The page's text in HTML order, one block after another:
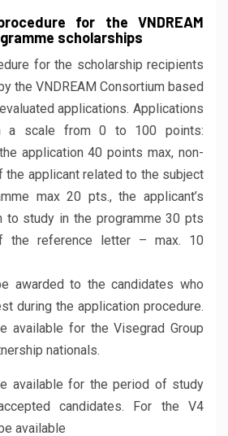
for the VNDREAM
scholarships
for the scholarship recipients
the VNDREAM Consortium based
applications. Applications
a scale from 0 to 100 points:
application 40 points max, non-
the applicant related to the subject
max 20 pts., the applicant’s
to study in the programme 30 pts
the reference letter – max. 10
awarded to the candidates who
during the application procedure.
available for the Visegrad Group
nationals.
available for the period of study
candidates. For the V4
available